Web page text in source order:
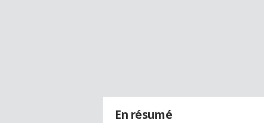
En résumé